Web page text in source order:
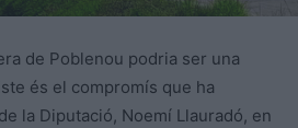
de Poblenou podria ser una
és el compromís que ha
la Diputació, Noemí Llauradó, en